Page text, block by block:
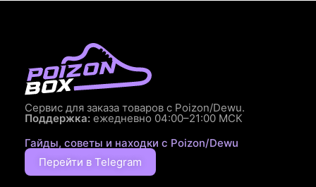
Сервис для заказа товаров с Poizon/Dewu.
Поддержка: ежедневно 04:00–21:00 МСК
Гайды, советы и находки с Poizon/Dewu
Перейти в Telegram